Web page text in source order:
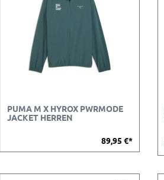
PUMA M X HYROX PWRMODE
JACKET HERREN
89,95 €*